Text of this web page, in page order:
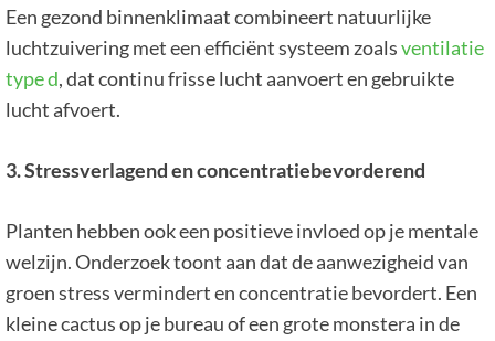
Een gezond binnenklimaat combineert natuurlijke
luchtzuivering met een efficiënt systeem zoalsventilatie
type d, dat continu frisse lucht aanvoert en gebruikte
lucht afvoert.
3. Stressverlagend en concentratiebevorderend
Planten hebben ook een positieve invloed op je mentale
welzijn. Onderzoek toont aan dat de aanwezigheid van
groen stress vermindert en concentratie bevordert. Een
kleine cactus op je bureau of een grote monstera in de